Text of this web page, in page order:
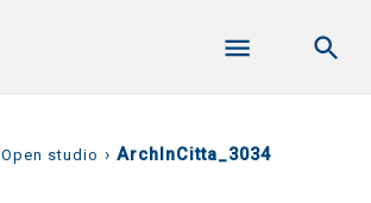
Open studio › ArchInCitta_3034